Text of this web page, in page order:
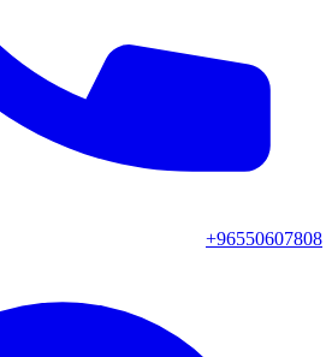
+96550607808